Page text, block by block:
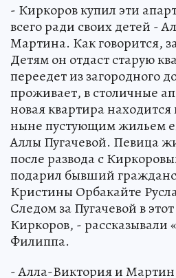
- Киркоров купил эти
всего ради своих детей -
Мартина. Как говорится,
Детям он отдаст старую
переедет из загородного
проживает, в столичные
новая квартира
ныне пустующим жильем
Аллы Пугачевой. Певица
после развода с
подарил бывший
Кристины Орбакайте
Следом за Пугачевой в
Киркоров, - рассказывали
Филиппа.
- Алла-Виктория и Мартин